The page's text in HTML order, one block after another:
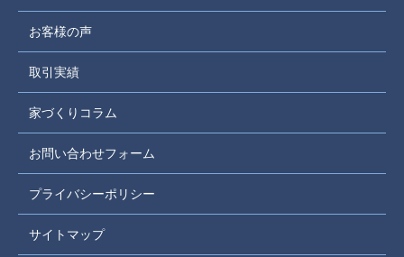
お客様の声
取引実績
家づくりコラム
お問い合わせフォーム
プライバシーポリシー
サイトマップ